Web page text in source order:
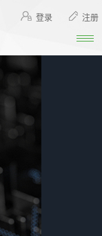
登录 注册